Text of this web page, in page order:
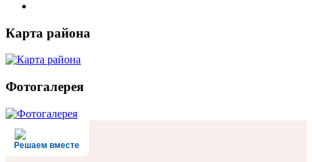
Карта района
Фотогалерея
Решаем вместе